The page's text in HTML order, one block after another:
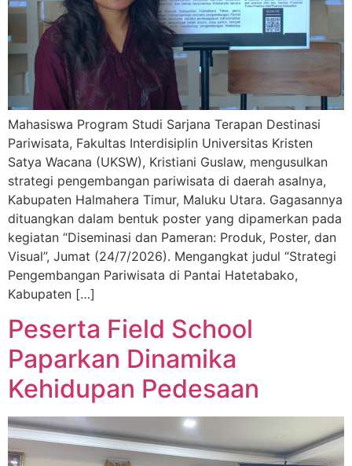
Mahasiswa Program Studi Sarjana Terapan Destinasi
Pariwisata, Fakultas Interdisiplin Universitas Kristen
Satya Wacana (UKSW), Kristiani Guslaw, mengusulkan
strategi pengembangan pariwisata di daerah asalnya,
Kabupaten Halmahera Timur, Maluku Utara. Gagasannya
dituangkan dalam bentuk poster yang dipamerkan pada
kegiatan “Diseminasi dan Pameran: Produk, Poster, dan
Visual”, Jumat (24/7/2026). Mengangkat judul “Strategi
Pengembangan Pariwisata di Pantai Hatetabako,
Kabupaten […]
Peserta Field School
Paparkan Dinamika
Kehidupan Pedesaan